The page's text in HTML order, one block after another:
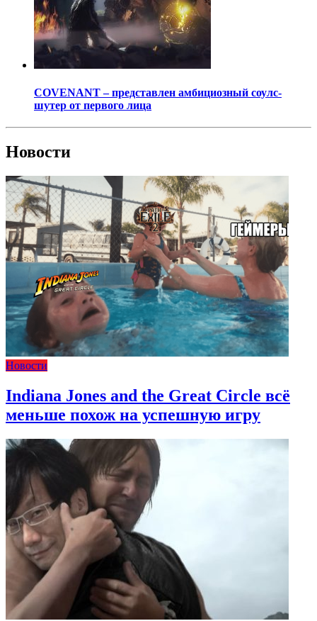
COVENANT – представлен амбициозный соулс-
шутер от первого лица
Новости
Новости
Indiana Jones and the Great Circle всё
меньше похож на успешную игру